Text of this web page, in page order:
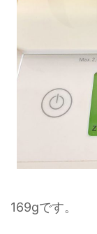
169gです。